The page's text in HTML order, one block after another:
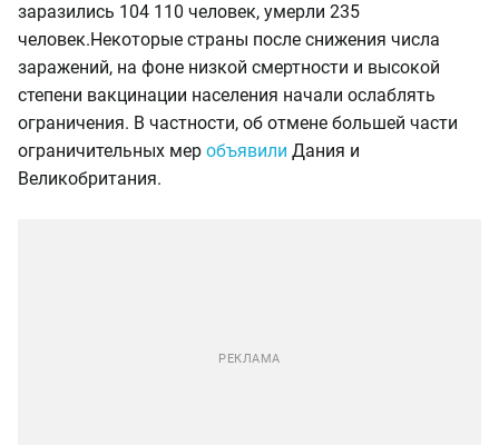
заразились 104 110 человек, умерли 235
человек.Некоторые страны после снижения числа
заражений, на фоне низкой смертности и высокой
степени вакцинации населения начали ослаблять
ограничения. В частности, об отмене большей части
ограничительных мер объявили Дания и
Великобритания.